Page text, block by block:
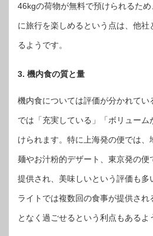
46kgの荷物が無料で預けられるた
に旅行を楽しめるという点は、他社
るようです。
3. 機内食の質と量
機内食については評価が分かれてい
では「充実している」「ボリューム
けられます。特に上海発の便では
麺やお汁粉的デザート、東京発の
提供され、美味しいという評価も多
ライトでは複数回の食事が提供され
となく過ごせるという利点もあるよ